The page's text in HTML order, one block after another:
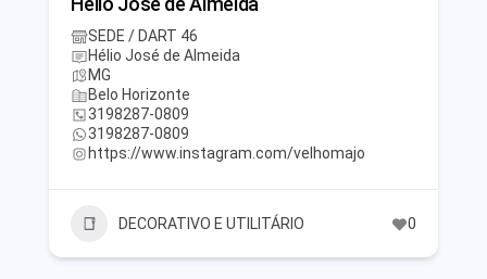
SEDE / DART 46
Hélio José de Almeida
MG
Belo Horizonte
3198287-0809
3198287-0809
https://www.instagram.com/velhomajo
DECORATIVO E UTILITÁRIO 0